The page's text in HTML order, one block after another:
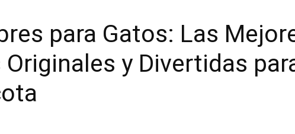
para Gatos: Las
Originales y Divertidas